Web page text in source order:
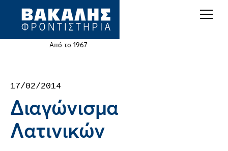
Jump
Από το 1967
top
17/02/2014
Διαγώνισμα
Λατινικών